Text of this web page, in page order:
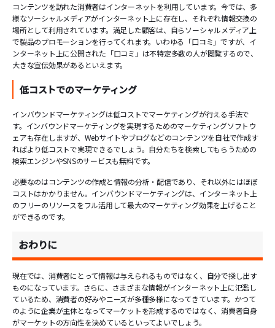
コンテンツを訪れた消費者はインターネットを利用しています。今では、多
様なソーシャルメディアがインターネット上に存在し、それぞれ情報交換の
場所として利用されています。満足した顧客は、自らソーシャルメディア上
で製品のプロモーションを行ってくれます。いわゆる「口コミ」ですが、イ
ンターネット上に公開された「口コミ」は不特定多数の人が閲覧するので、
大きな宣伝効果があるといえます。
低コストでのマーケティング
インバウンドマーケティングは低コストでマーケティングが行える手法で
す。インバウンドマーケティングを実現するためのマーケティングソフトウ
ェアも存在しますが、Webサイトやブログなどのコンテンツを自社で作成す
ればより低コストで実現できるでしょう。自分たちを検索してもらうための
検索エンジンやSNSのサービスも無料です。
必要なのはコンテンツの作成と情報の分析・配信であり、それ以外にはほぼ
コストはかかりません。インバウンドマーケティングは、インターネット上
のフリーのリソースをフル活用して最大のマーケティング効果を上げること
ができるのです。
おわりに
現在では、消費者にとって情報は与えられるものではなく、自分で探し出す
ものになっています。さらに、さまざまな情報がインターネット上に氾濫し
ているため、消費者の好みやニーズが多種多様になってきています。かつて
のように企業が主体となってマーケットを形成するのではなく、消費者自身
がマーケットの方向性を決めているといってよいでしょう。